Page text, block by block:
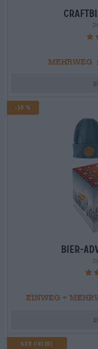
MEHRWEG
-10 %
bier-
EINWEG +
Nur Online